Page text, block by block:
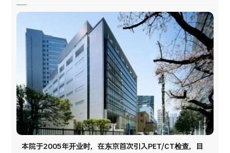
本院于2005年开业时，在东京首次引入PET/CT检查，目